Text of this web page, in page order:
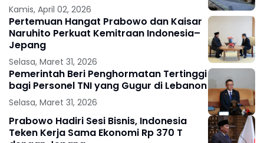
Kamis, April 02, 2026
Pertemuan Hangat Prabowo dan Kaisar
Naruhito Perkuat Kemitraan Indonesia–
Jepang
Selasa, Maret 31, 2026
Pemerintah Beri Penghormatan Tertinggi
bagi Personel TNI yang Gugur di Lebanon
Selasa, Maret 31, 2026
Prabowo Hadiri Sesi Bisnis, Indonesia
Teken Kerja Sama Ekonomi Rp 370 T